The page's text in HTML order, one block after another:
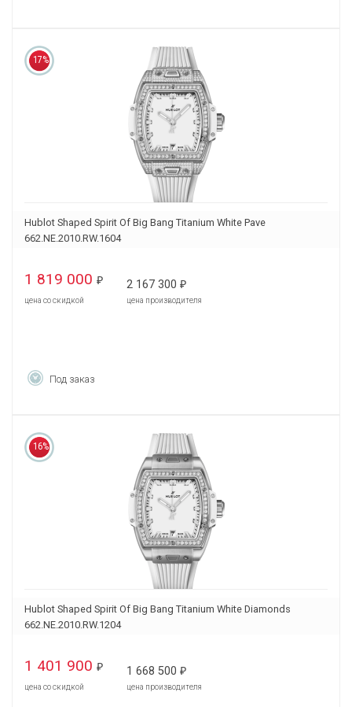
17%
Hublot Shaped Spirit Of Big Bang Titanium White Pave
662.NE.2010.RW.1604
1 819 000 ₽
цена со скидкой
2 167 300 ₽
цена производителя
Под заказ
16%
Hublot Shaped Spirit Of Big Bang Titanium White Diamonds
662.NE.2010.RW.1204
1 401 900 ₽
цена со скидкой
1 668 500 ₽
цена производителя